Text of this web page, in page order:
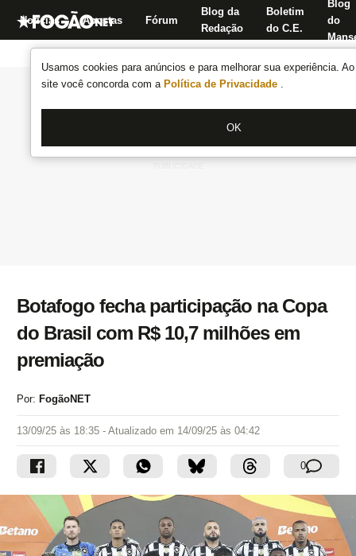
Usamos cookies para anúncios e para melhorar sua experiência.
site você concorda com a Política de Privacidade .
OK
Notícias Apostas Fórum
Blog da
Redação
Boletim
do C.E.
Blog
do
Botafogo fecha participação na Copa
do Brasil com R$ 10,7 milhões em
premiação
Por: FogãoNET
13/09/25 às 18:35 - Atualizado em 14/09/25 às 04:42
0